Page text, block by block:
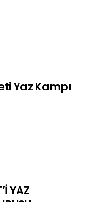
Yaz Kampı
YAZ